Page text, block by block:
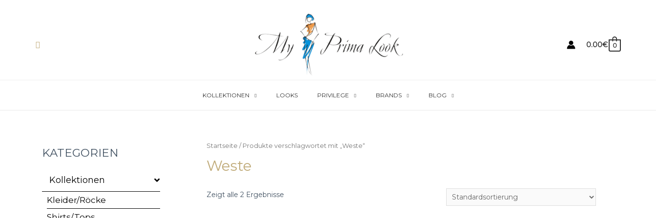
Suche 0.00€ 0
KOLLEKTIONEN LOOKS PRIVILEGE BRANDS BLOG
KATEGORIEN
Kollektionen
Kleider/Röcke
Startseite / Produkte verschlagwortet mit „Weste“
Weste
Zeigt alle 2 Ergebnisse